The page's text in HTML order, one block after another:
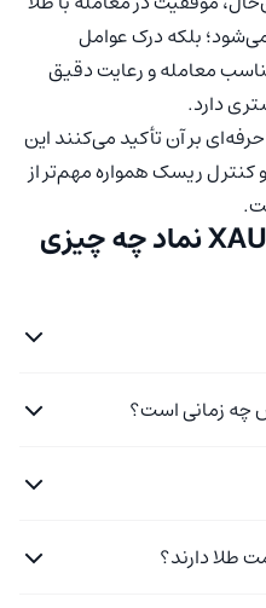
بلکه درک عوامل
معامله و رعایت دقیق
دارد.
بر آن تأکید می‌کنند این
کنترل ریسک همواره مهم‌تر از
سوالات متداول | XAUUSD نماد چه چیزی
چه زمانی است؟
طلا دارند؟